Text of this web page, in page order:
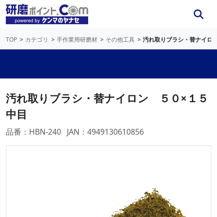
TOP カテゴリ 手作業用研磨材 その他工具 汚れ取りブラシ・替ナイ
汚れ取りブラシ・替ナイロン ５０×１５
中目
品番：HBN-240 JAN：4949130610856